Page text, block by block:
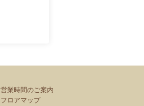
営業時間のご案内
フロアマップ